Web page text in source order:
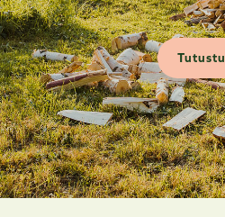
Tutustu